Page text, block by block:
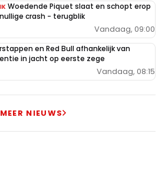
weer
2025 17:20
start van een sprintrace!
Woedende Piquet slaat en schopt erop
crash - terugblik
Vandaag, 09:00
en Red Bull afhankelijk van
in jacht op eerste zege
Vandaag, 08:15
MEER NIEUWS